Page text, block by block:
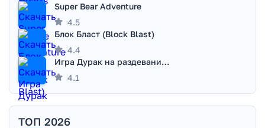
Super Bear Adventure
4.5
Блок Бласт (Block Blast)
4.4
Игра Дурак на раздевание - Правила игры
4.1
ТОП 2026